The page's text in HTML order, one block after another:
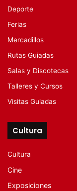
Deporte
Ferias
Mercadillos
Rutas Guiadas
Salas y Discotecas
Talleres y Cursos
Visitas Guiadas
Cultura
Cultura
Cine
Exposiciones